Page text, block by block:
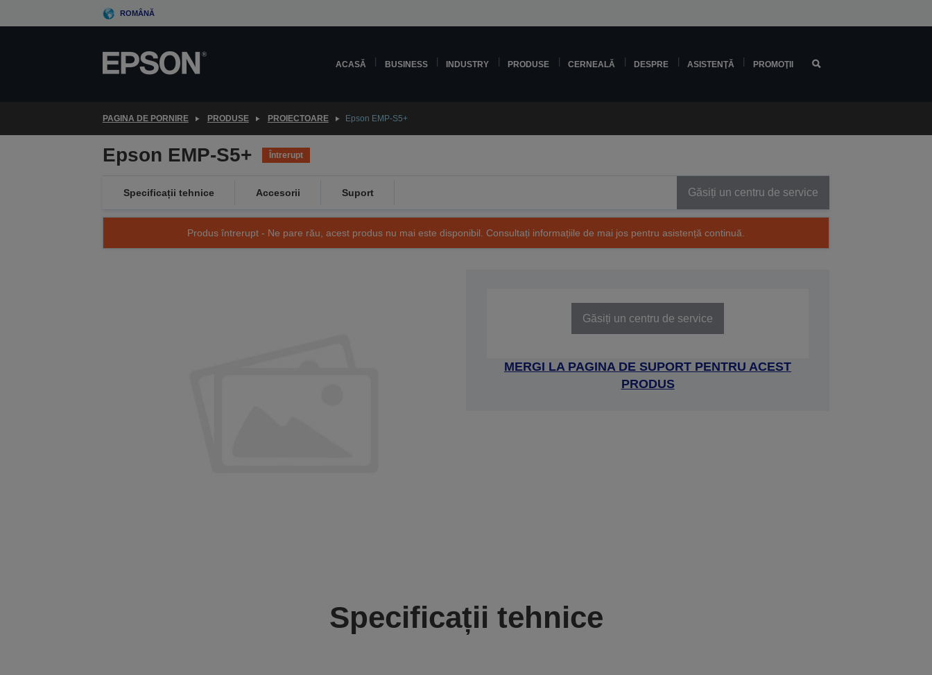
to
ROMÂNĂ
ACASĂ BUSINESS INDUSTRY PRODUSE CERNEALĂ DESPRE ASISTENŢĂ PROMOŢII
PAGINA DE PORNIRE PRODUSE PROIECTOARE Epson EMP-S5+
Epson EMP-S5+ Întrerupt
Specificații tehnice Accesorii Suport Găsiți un centru de service
Produs întrerupt - Ne pare rău, acest produs nu mai este disponibil. Consultați informațiile de mai jos pentru asistență continuă.
Găsiți un centru de service
MERGI LA PAGINA DE SUPORT PENTRU ACEST
PRODUS
Specificații tehnice